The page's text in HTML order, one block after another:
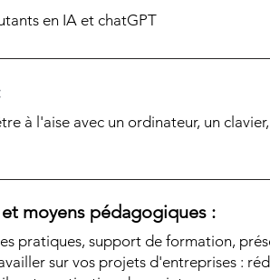
en IA et chatGPT
à l'aise avec un ordinateur, un
moyens pédagogiques :
pratiques, support de formation,
sur vos projets d'entreprises :